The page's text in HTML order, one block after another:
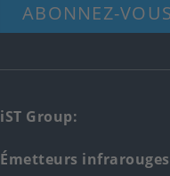
ABONNEZ-
Footer
main
iST Group:
Émetteurs infrarouges